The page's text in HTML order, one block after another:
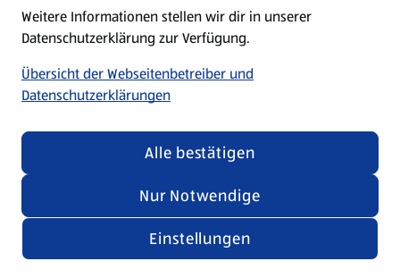
Weitere Informationen stellen wir dir in unserer
Datenschutzerklärung zur Verfügung.
Übersicht der Webseitenbetreiber und
Datenschutzerklärungen
Einstellungen
Nur Notwendige
Alle bestätigen